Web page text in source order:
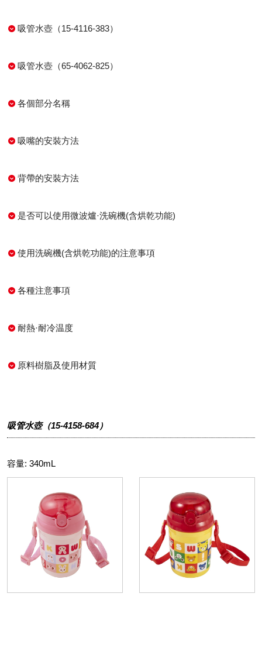
吸管水壺（15-4116-383）
吸管水壺（65-4062-825）
各個部分名稱
吸嘴的安裝方法
背帶的安裝方法
是否可以使用微波爐·洗碗機(含烘乾功能)
使用洗碗機(含烘乾功能)的注意事項
各種注意事項
耐熱·耐冷温度
原料樹脂及使用材質
吸管水壺（15-4158-684）
容量: 340mL